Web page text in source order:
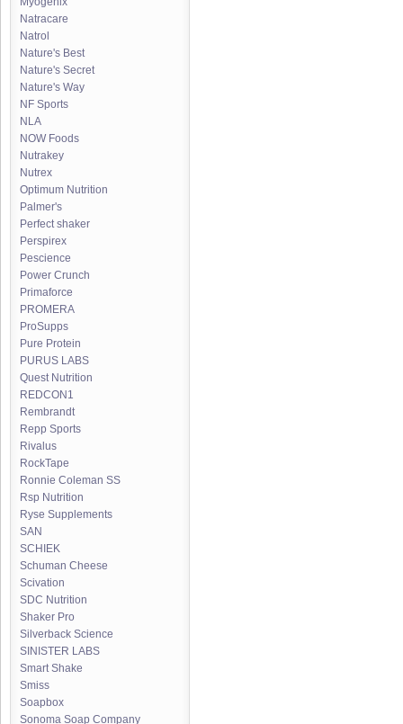
Natracare
Natrol
Nature's Best
Nature's Secret
Nature's Way
NF Sports
NLA
NOW Foods
Nutrakey
Nutrex
Optimum Nutrition
Palmer's
Perfect shaker
Perspirex
Pescience
Power Crunch
Primaforce
PROMERA
ProSupps
Pure Protein
PURUS LABS
Quest Nutrition
REDCON1
Rembrandt
Repp Sports
Rivalus
RockTape
Ronnie Coleman SS
Rsp Nutrition
Ryse Supplements
SAN
SCHIEK
Schuman Cheese
Scivation
SDC Nutrition
Shaker Pro
Silverback Science
SINISTER LABS
Smart Shake
Smiss
Soapbox
Sonoma Soap Company